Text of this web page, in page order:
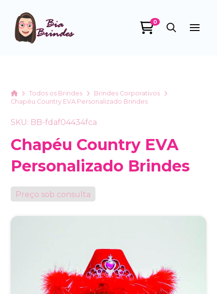
0
HomeTodos os Brindes
Brindes Corporativos
Chapéu Country EVA Personalizado Brindes
SKU: BB-fdaf04434fca
Chapéu Country EVA
Personalizado Brindes
Preço sob consulta
Eu concordo em receber comunicações.
A nossa empresa está comprometida a proteger e respeitar
sua privacidade, utilizaremos seus dados apenas para fins
de marketing. Você pode alterar suas preferências a
qualquer momento.